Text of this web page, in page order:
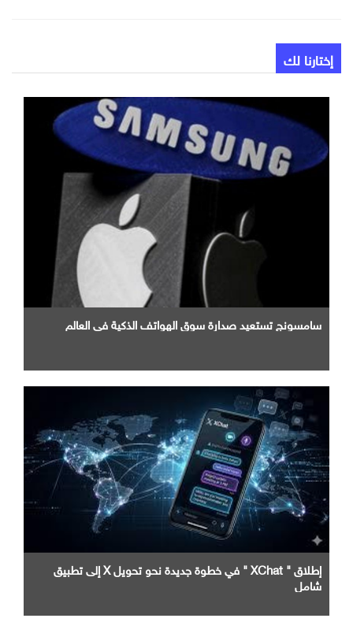
إختارنا لك
سامسونج تستعيد صدارة سوق الهواتف الذكية في العالم
إطلاق " XChat " في خطوة جديدة نحو تحويل X إلى تطبيق
شامل